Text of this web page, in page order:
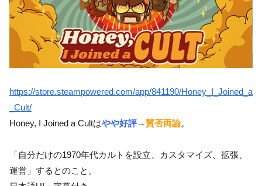
https://store.steampowered.com/app/841190/Honey_I_Joined_a
_Cult/
Honey, I Joined a Cultはやや好評→賛否両論。
「自分だけの1970年代カルトを設立、カスタマイズ、拡張、
運営」するとのこと。